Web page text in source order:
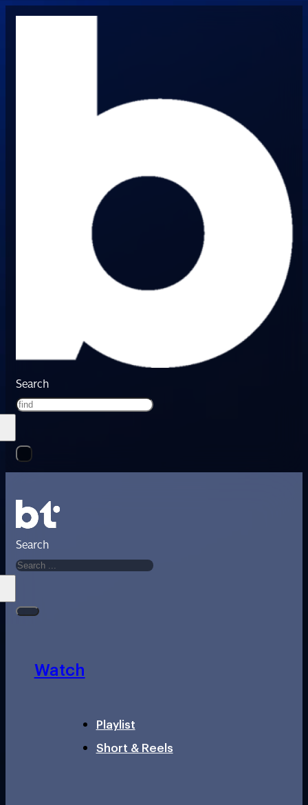
Search
Search
Watch
Playlist
Short & Reels